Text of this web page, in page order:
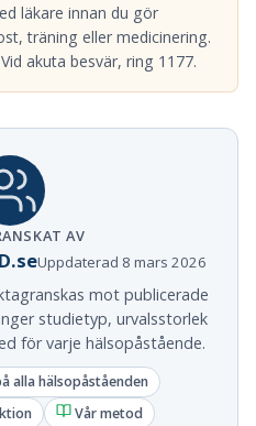
läkare innan du gör
träning eller medicinering.
akuta besvär, ring 1177.
AV
Uppdaterad 8 mars 2026
mot publicerade
studietyp, urvalsstorlek
för varje hälsopåstående.
alla hälsopåståenden
Vår metod